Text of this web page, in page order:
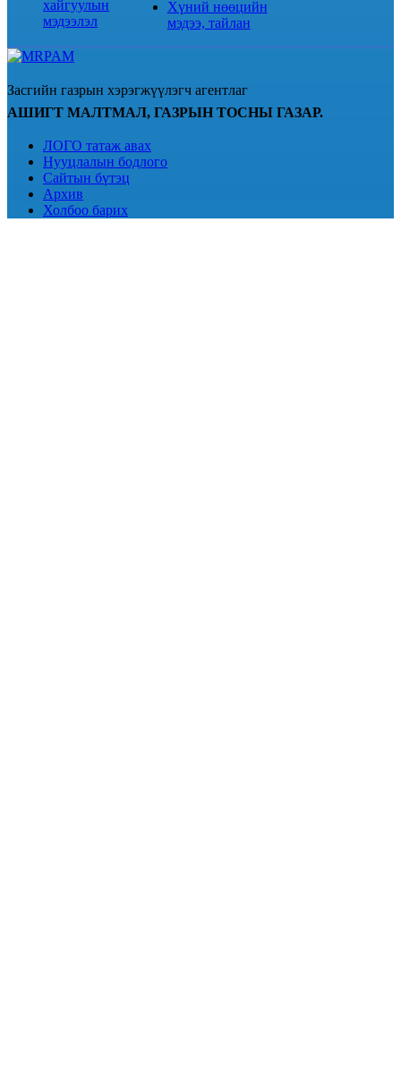
хайгуулын
мэдээлэл
Хүний нөөцийн
мэдээ, тайлан
Засгийн газрын хэрэгжүүлэгч агентлаг
АШИГТ МАЛТМАЛ, ГАЗРЫН ТОСНЫ ГАЗАР.
ЛОГО татаж авах
Нууцлалын бодлого
Сайтын бүтэц
Архив
Холбоо барих